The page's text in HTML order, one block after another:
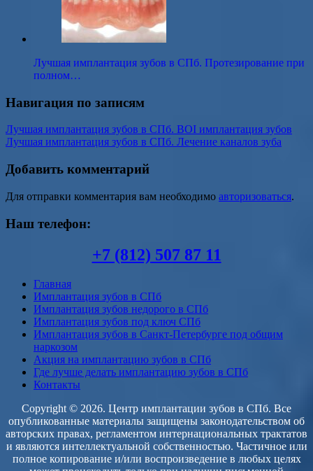
Лучшая имплантация зубов в СПб. Протезирование при
полном…
Навигация по записям
Лучшая имплантация зубов в СПб. BOI имплантация зубов
Лучшая имплантация зубов в СПб. Лечение каналов зуба
Добавить комментарий
Для отправки комментария вам необходимо авторизоваться.
Наш телефон:
+7 (812) 507 87 11
Главная
Имплантация зубов в СПб
Имплантация зубов недорого в СПб
Имплантация зубов под ключ СПб
Имплантация зубов в Санкт-Петербурге под общим
наркозом
Акция на имплантацию зубов в СПб
Где лучше делать имплантацию зубов в СПб
Контакты
Copyright © 2026. Центр имплантации зубов в СПб. Все
опубликованные материалы защищены законодательством об
авторских правах, регламентом интернациональных трактатов
и являются интеллектуальной собственностью. Частичное или
полное копирование и/или воспроизведение в любых целях